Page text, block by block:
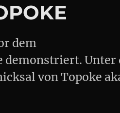
dem
demonstriert. Unter
von Topoke